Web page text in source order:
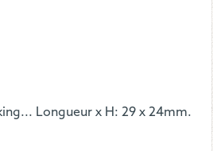
Longueur x H: 29 x 24mm.